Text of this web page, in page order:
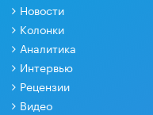
Новости
Колонки
Аналитика
Интервью
Рецензии
Видео